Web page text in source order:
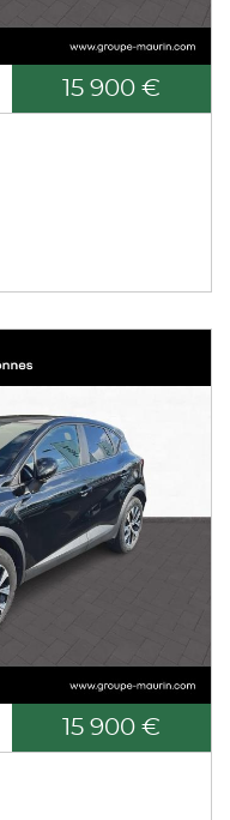
15 900 €
15 900 €